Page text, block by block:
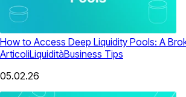
How to Access Deep Liquidity Pools: A
ArticoliLiquiditàBusiness Tips
05.02.26